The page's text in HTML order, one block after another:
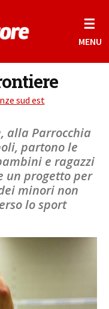
☰
MENU
sud est
alla Parrocchia
partono le
e ragazzi
un progetto per
minori non
lo sport